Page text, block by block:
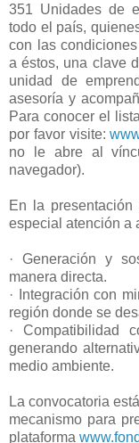
351 Unidades de
todo el país,
con las
a éstos, una clave
unidad de
asesoría y
Para conocer el
por favor visite:
no le abre al
navegador).
En la
especial atención a
· Generación y
manera directa.
· Integración con
región donde se
· Compatibilidad
generando
medio ambiente.
La convocatoria
mecanismo para
plataforma